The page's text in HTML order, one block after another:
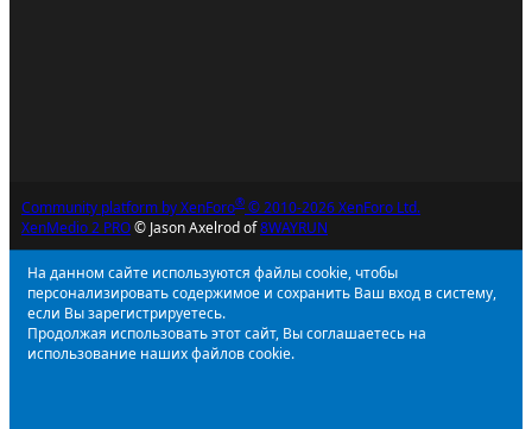
Community platform by XenForo® © 2010-2026 XenForo Ltd.
XenMedio 2 PRO© Jason Axelrod of8WAYRUN
На данном сайте используются файлы cookie, чтобы
персонализировать содержимое и сохранить Ваш вход в систему,
если Вы зарегистрируетесь.
Продолжая использовать этот сайт, Вы соглашаетесь на
использование наших файлов cookie.